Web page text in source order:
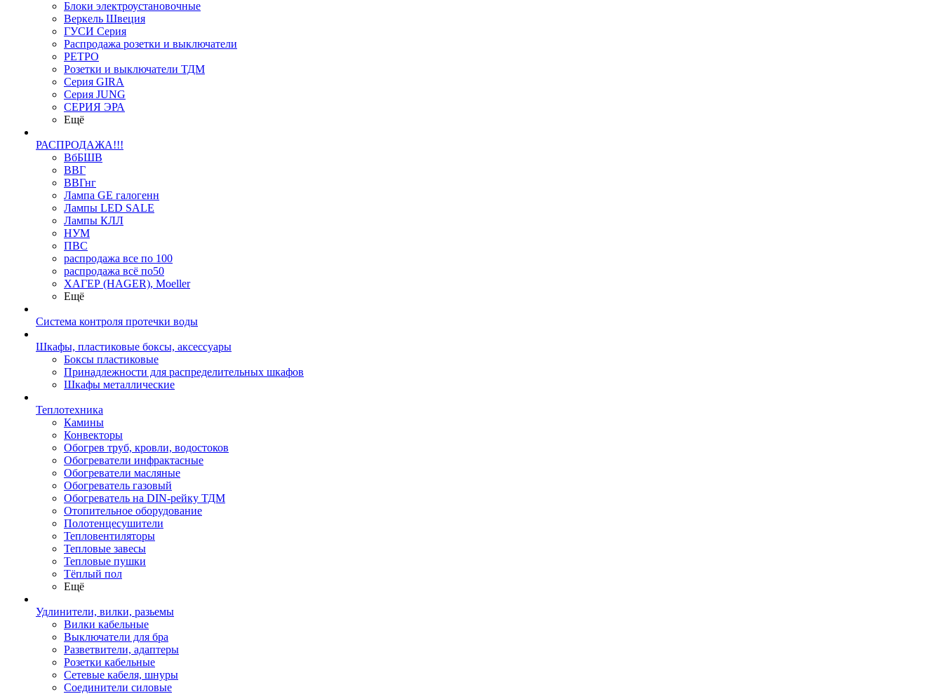
Блоки электроустановочные
Веркель Швеция
ГУСИ Серия
Распродажа розетки и выключатели
РЕТРО
Розетки и выключатели ТДМ
Серия GIRA
Серия JUNG
СЕРИЯ ЭРА
Ещё
РАСПРОДАЖА!!!
ВбБШВ
ВВГ
ВВГнг
Лампа GE галогенн
Лампы LED SALE
Лампы КЛЛ
НУМ
ПВС
распродажа все по 100
распродажа всё по50
ХАГЕР (HAGER), Moeller
Ещё
Система контроля протечки воды
Шкафы, пластиковые боксы, аксессуары
Боксы пластиковые
Принадлежности для распределительных шкафов
Шкафы металлические
Теплотехника
Камины
Конвекторы
Обогрев труб, кровли, водостоков
Обогреватели инфрактасные
Обогреватели масляные
Обогреватель газовый
Обогреватель на DIN-рейку ТДМ
Отопительное оборудование
Полотенцесушители
Тепловентиляторы
Тепловые завесы
Тепловые пушки
Тёплый пол
Ещё
Удлинители, вилки, разьемы
Вилки кабельные
Выключатели для бра
Разветвители, адаптеры
Розетки кабельные
Сетевые кабеля, шнуры
Соединители силовые